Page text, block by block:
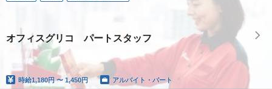
オフィスグリコ パートスタッフ
時給1,180円 〜 1,450円 アルバイト・パート